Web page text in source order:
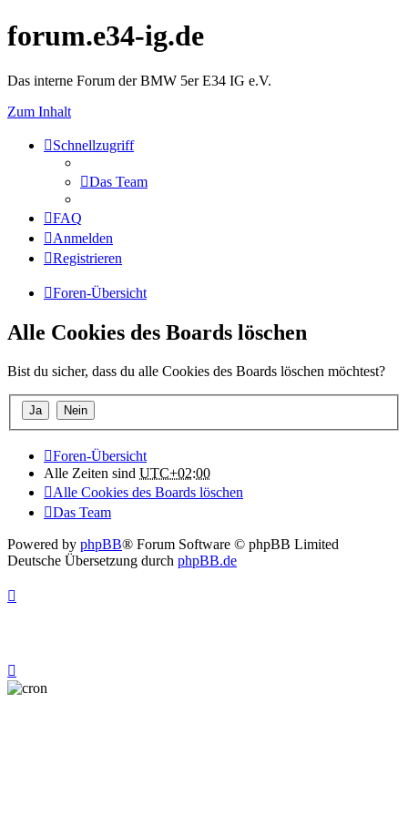
forum.e34-ig.de
Das interne Forum der BMW 5er E34 IG e.V.
Zum Inhalt
Schnellzugriff
Das Team
FAQ
Anmelden
Registrieren
Foren-Übersicht
Alle Cookies des Boards löschen
Bist du sicher, dass du alle Cookies des Boards löschen möchtest?
Foren-Übersicht
Alle Zeiten sind UTC+02:00
Alle Cookies des Boards löschen
Das Team
Powered by phpBB® Forum Software © phpBB Limited
Deutsche Übersetzung durch phpBB.de